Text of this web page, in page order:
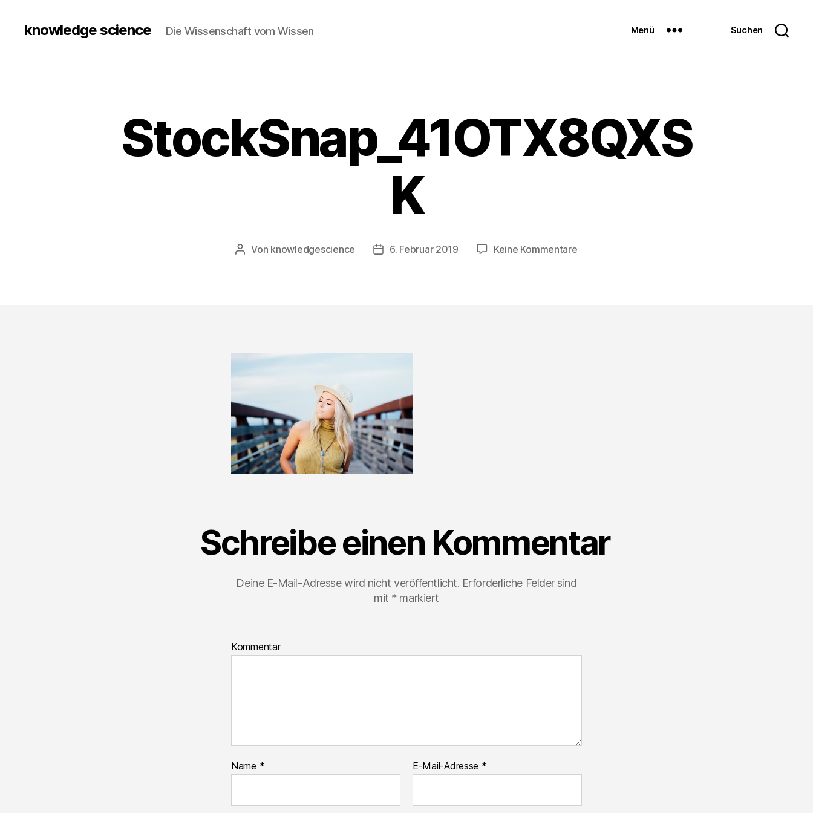
knowledge science Die Wissenschaft vom Wissen Menü Suchen
StockSnap_41OTX8QXS
K
Beitragsautor
Von knowledgescience Beitragsdatum
6. Februar 2019 Keine Kommentarezu
Schreibe einen Kommentar
Deine E-Mail-Adresse wird nicht veröffentlicht. Erforderliche Felder sind
mit * markiert
Kommentar
Name * E-Mail-Adresse *